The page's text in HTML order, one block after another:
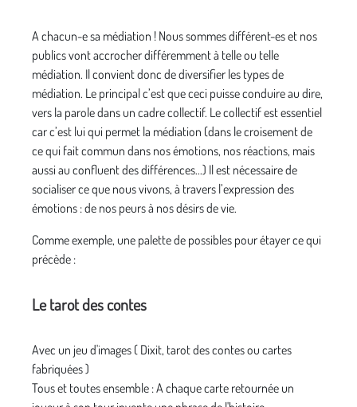
A chacun-e sa médiation ! Nous sommes différent-es et nos
publics vont accrocher différemment à telle ou telle
médiation. Il convient donc de diversifier les types de
médiation. Le principal c’est que ceci puisse conduire au dire,
vers la parole dans un cadre collectif. Le collectif est essentiel
car c’est lui qui permet la médiation (dans le croisement de
ce qui fait commun dans nos émotions, nos réactions, mais
aussi au confluent des différences...) Il est nécessaire de
socialiser ce que nous vivons, à travers l’expression des
émotions : de nos peurs à nos désirs de vie.
Comme exemple, une palette de possibles pour étayer ce qui
précède :
Le tarot des contes
Avec un jeu d'images ( Dixit, tarot des contes ou cartes
fabriquées )
Tous et toutes ensemble : A chaque carte retournée un